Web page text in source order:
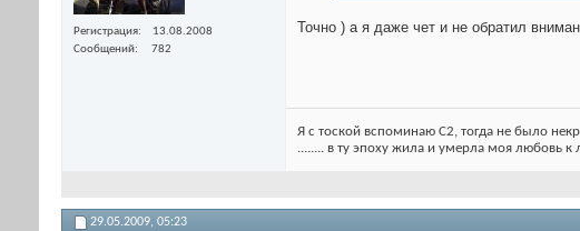
Регистрация
13.08.2008
Сообщений
782
Точно ) а я даже чет и не обратил
Я с тоской вспоминаю С2, тогда не было
........ в ту эпоху жила и умерла моя любовь к
29.05.2009, 05:23